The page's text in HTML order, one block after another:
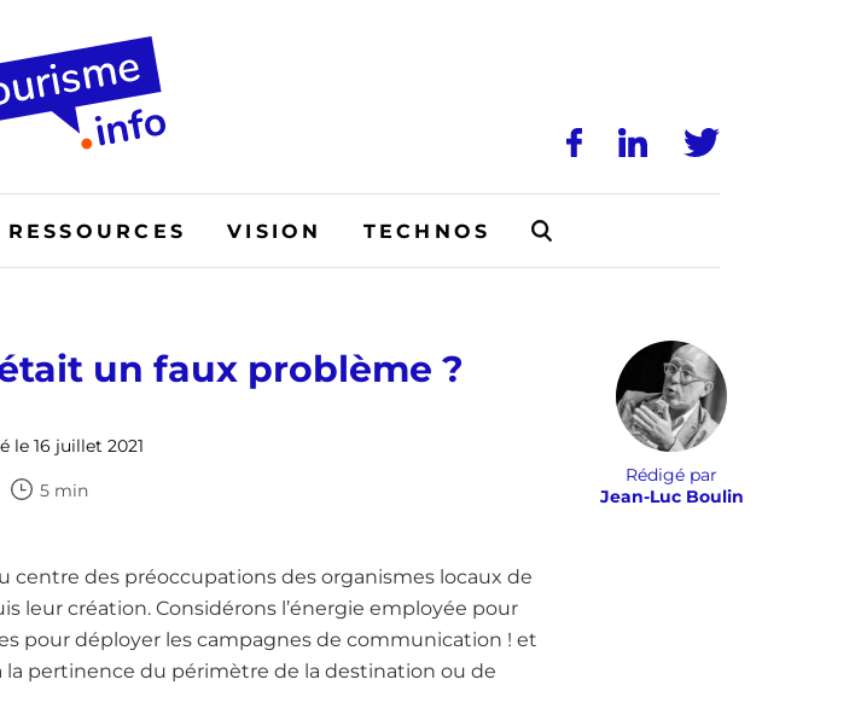
RESSOURCES VISION TECHNOS
un faux problème ?
le 16 juillet 2021
5 min
Rédigé par
Jean-Luc Boulin
des préoccupations des organismes locaux de
leur création. Considérons l’énergie employée pour
pour déployer les campagnes de communication ! et
la pertinence du périmètre de la destination ou de